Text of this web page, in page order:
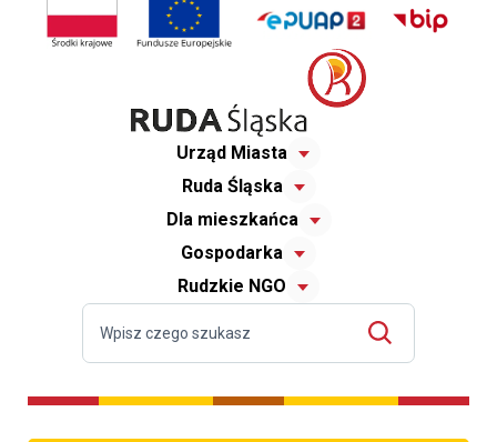
Urząd Miasta
Ruda Śląska
Dla mieszkańca
Gospodarka
Rudzkie NGO